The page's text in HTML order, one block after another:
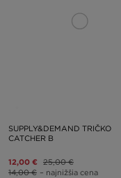
SUPPLY&DEMAND TRIČKO
CATCHER B
12,00 € 25,00 €
14,00 € – najnižšia cena